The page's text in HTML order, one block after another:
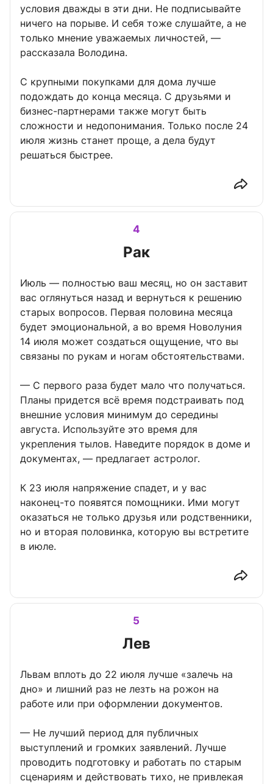
условия дважды в эти дни. Не подписывайте
ничего на порыве. И себя тоже слушайте, а не
только мнение уважаемых личностей, —
рассказала Володина.
С крупными покупками для дома лучше
подождать до конца месяца. С друзьями и
бизнес-партнерами также могут быть
сложности и недопонимания. Только после 24
июля жизнь станет проще, а дела будут
решаться быстрее.
4
Рак
Июль — полностью ваш месяц, но он заставит
вас оглянуться назад и вернуться к решению
старых вопросов. Первая половина месяца
будет эмоциональной, а во время Новолуния
14 июля может создаться ощущение, что вы
связаны по рукам и ногам обстоятельствами.
— С первого раза будет мало что получаться.
Планы придется всё время подстраивать под
внешние условия минимум до середины
августа. Используйте это время для
укрепления тылов. Наведите порядок в доме и
документах, — предлагает астролог.
К 23 июля напряжение спадет, и у вас
наконец-то появятся помощники. Ими могут
оказаться не только друзья или родственники,
но и вторая половинка, которую вы встретите
в июле.
5
Лев
Львам вплоть до 22 июля лучше «залечь на
дно» и лишний раз не лезть на рожон на
работе или при оформлении документов.
— Не лучший период для публичных
выступлений и громких заявлений. Лучше
проводить подготовку и работать по старым
сценариям и действовать тихо, не привлекая